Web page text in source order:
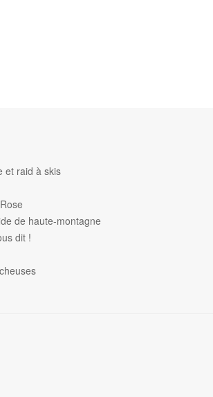
et raid à skis
de haute-montagne
dit !